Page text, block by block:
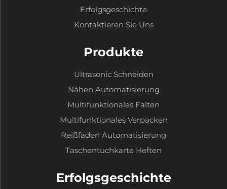
Erfolgsgeschichte
Kontaktieren Sie Uns
Produkte
Ultrasonic Schneiden
Nähen Automatisierung
Multifunktionales Falten
Multifunktionales Verpacken
Reißfaden Automatisierung
Taschentuchkarte Heften
Erfolgsgeschichte